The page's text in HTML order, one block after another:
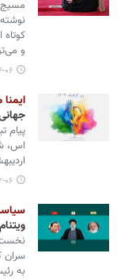
مسیج
و
پیام
نخست
سران
به